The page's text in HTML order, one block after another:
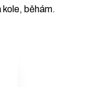
běhám.